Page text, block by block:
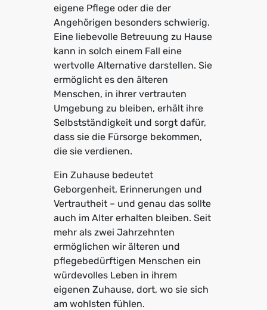
eigene Pflege oder die der
Angehörigen besonders schwierig.
Eine liebevolle Betreuung zu Hause
kann in solch einem Fall eine
wertvolle Alternative darstellen. Sie
ermöglicht es den älteren
Menschen, in ihrer vertrauten
Umgebung zu bleiben, erhält ihre
Selbstständigkeit und sorgt dafür,
dass sie die Fürsorge bekommen,
die sie verdienen.
Ein Zuhause bedeutet
Geborgenheit, Erinnerungen und
Vertrautheit – und genau das sollte
auch im Alter erhalten bleiben. Seit
mehr als zwei Jahrzehnten
ermöglichen wir älteren und
pflegebedürftigen Menschen ein
würdevolles Leben in ihrem
eigenen Zuhause, dort, wo sie sich
am wohlsten fühlen.